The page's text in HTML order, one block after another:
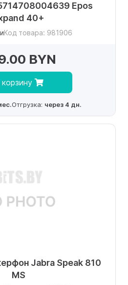
Epos
40+
Код товара: 981906
BYN
корзину
Отгрузка: через 4 дн.
Jabra Speak 810
MS